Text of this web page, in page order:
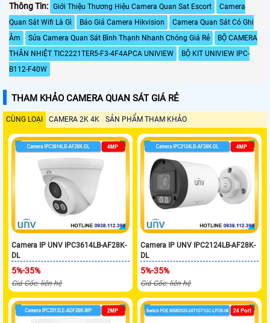
Thông Tin: Giới Thiệu Thương Hiệu Camera Quan Sat Escort
Camera
Quan Sát Wifi Là Gì
Báo Giá Camera Hikvision
Camera Quan Sát Có Ghi
Âm
Sửa Camera Quan Sát Bình Thạnh Nhanh Chóng Giá Rẻ
BỘ CAMERA
THÂN NHIỆT TIC2221TER5-F3-4F4APCA UNIVIEW
BỘ KIT UNIVIEW IPC-
B112-F40W
THAM KHẢO CAMERA QUAN SÁT GIÁ RẺ
CÙNG LOẠI CAMERA 2K 4K SẢN PHẨM THAM KHẢO
Camera IP UNV IPC3614LB-AF28K-
DL
5%-35%
Giá Gốc: liên hệ
Camera IP UNV IPC2124LB-AF28K-
DL
5%-35%
Giá Gốc: liên hệ